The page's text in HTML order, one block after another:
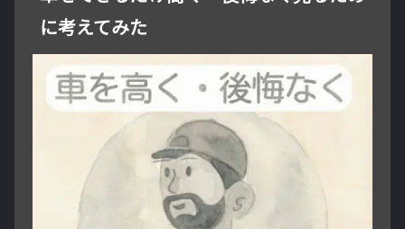
に考えてみた